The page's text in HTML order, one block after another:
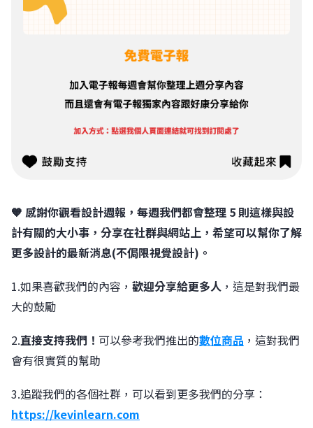
🧡 感謝你觀看設計週報，每週我們都會整理 5 則這樣與設
計有關的大小事，分享在社群與網站上，希望可以幫你了解
更多設計的最新消息(不侷限視覺設計)。
1.如果喜歡我們的內容， 歡迎分享給更多人 ，這是對我們最
大的鼓勵
2.直接支持我們！ 可以參考我們推出的數位商品 ，這對我們
會有很實質的幫助
3.追蹤我們的各個社群，可以看到更多我們的分享：
https://kevinlearn.com